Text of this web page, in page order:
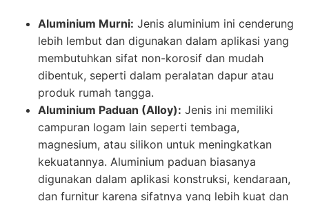
Aluminium Murni: Jenis aluminium ini cenderung
lebih lembut dan digunakan dalam aplikasi yang
membutuhkan sifat non-korosif dan mudah
dibentuk, seperti dalam peralatan dapur atau
produk rumah tangga.
Aluminium Paduan (Alloy): Jenis ini memiliki
campuran logam lain seperti tembaga,
magnesium, atau silikon untuk meningkatkan
kekuatannya. Aluminium paduan biasanya
digunakan dalam aplikasi konstruksi, kendaraan,
dan furnitur karena sifatnya yang lebih kuat dan